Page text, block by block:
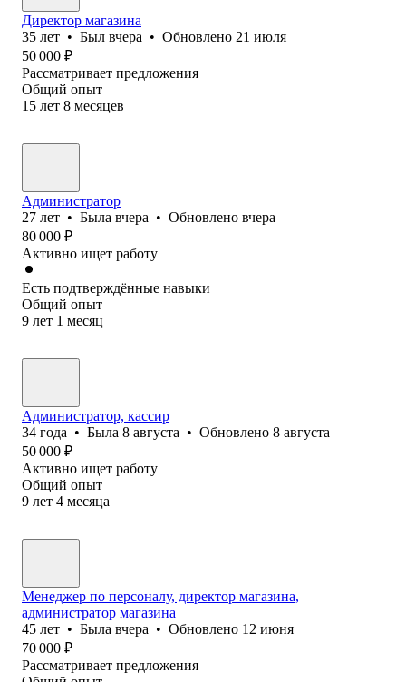
Директор магазина
35 лет • Был вчера • Обновлено 21 июля
50 000 ₽
Рассматривает предложения
Общий опыт
15 лет 8 месяцев
Администратор
27 лет • Была вчера • Обновлено вчера
80 000 ₽
Активно ищет работу
Есть подтверждённые навыки
Общий опыт
9 лет 1 месяц
Администратор, кассир
34 года • Была 8 августа • Обновлено 8 августа
50 000 ₽
Активно ищет работу
Общий опыт
9 лет 4 месяца
Менеджер по персоналу, директор магазина,
администратор магазина
45 лет • Была вчера • Обновлено 12 июня
70 000 ₽
Рассматривает предложения